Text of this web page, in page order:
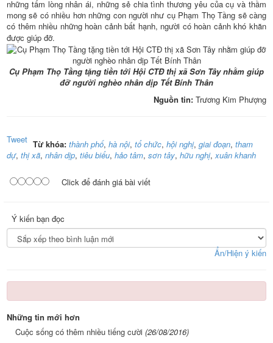
những tấm lòng nhân ái, những sẻ chia tình thương yêu của cụ và thầm
mong sẽ có nhiều hơn những con người như cụ Phạm Thọ Tầng sẽ càng
có thêm nhiều những hoàn cảnh bất hạnh, người có hoàn cảnh khó khăn
được giúp đỡ.
Cụ Phạm Thọ Tầng tặng tiền tới Hội CTĐ thị xã Sơn Tây nhằm giúp
đỡ người nghèo nhân dịp Tết Bính Thân
Nguồn tin: Trương Kim Phượng
Tweet Từ khóa: thành phố, hà nội, tổ chức, hội nghị, giai đoạn, tham
dự, thị xã, nhân dịp, tiêu biểu, hảo tâm, sơn tây, hữu nghị, xuân khanh
Click để đánh giá bài viết
Ý kiến bạn đọc
Ẩn/Hiện ý kiến
Những tin mới hơn
Cuộc sống có thêm nhiều tiếng cười (26/08/2016)